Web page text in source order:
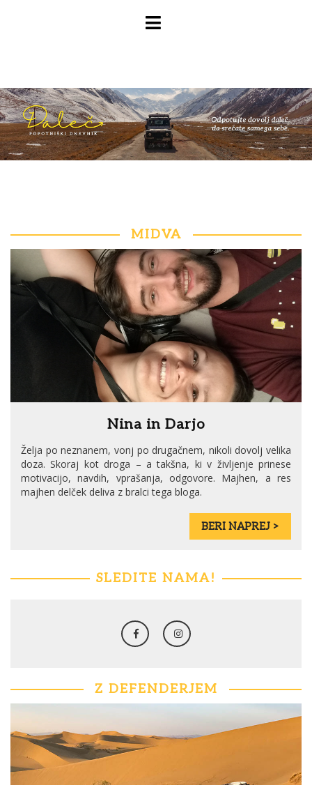
MIDVA
Nina in Darjo
Želja po neznanem, vonj po drugačnem, nikoli dovolj velika
doza. Skoraj kot droga – a takšna, ki v življenje prinese
motivacijo, navdih, vprašanja, odgovore. Majhen, a res
majhen delček deliva z bralci tega bloga.
BERI NAPREJ >
SLEDITE NAMA!
Z DEFENDERJEM